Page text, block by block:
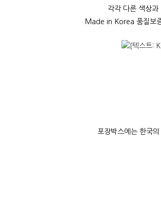
각각 다른 색상과
Made in Korea 품질보
포장박스에는 한국